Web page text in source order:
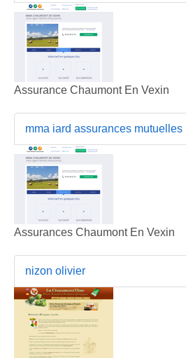
Assurance Chaumont En Vexin
mma iard assurances mutuelles
Assurances Chaumont En Vexin
nizon olivier